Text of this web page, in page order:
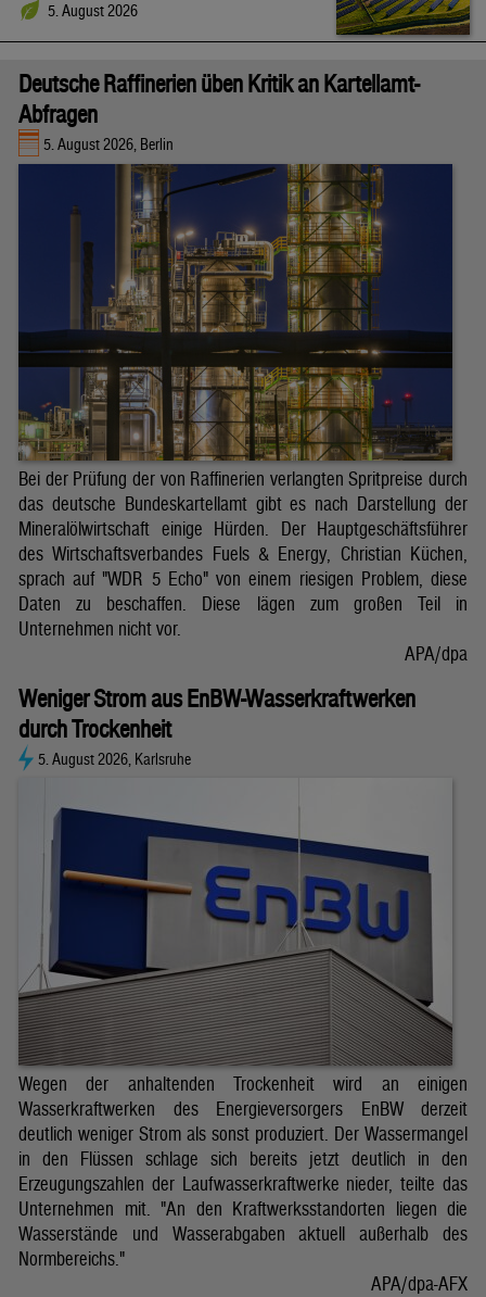
5. August 2026
Deutsche Raffinerien üben Kritik an Kartellamt-
Abfragen
5. August 2026, Berlin
Bei der Prüfung der von Raffinerien verlangten Spritpreise durch
das deutsche Bundeskartellamt gibt es nach Darstellung der
Mineralölwirtschaft einige Hürden. Der Hauptgeschäftsführer
des Wirtschaftsverbandes Fuels & Energy, Christian Küchen,
sprach auf "WDR 5 Echo" von einem riesigen Problem, diese
Daten zu beschaffen. Diese lägen zum großen Teil in
Unternehmen nicht vor.
APA/dpa
Weniger Strom aus EnBW-Wasserkraftwerken
durch Trockenheit
5. August 2026, Karlsruhe
Wegen der anhaltenden Trockenheit wird an einigen
Wasserkraftwerken des Energieversorgers EnBW derzeit
deutlich weniger Strom als sonst produziert. Der Wassermangel
in den Flüssen schlage sich bereits jetzt deutlich in den
Erzeugungszahlen der Laufwasserkraftwerke nieder, teilte das
Unternehmen mit. "An den Kraftwerksstandorten liegen die
Wasserstände und Wasserabgaben aktuell außerhalb des
Normbereichs."
APA/dpa-AFX